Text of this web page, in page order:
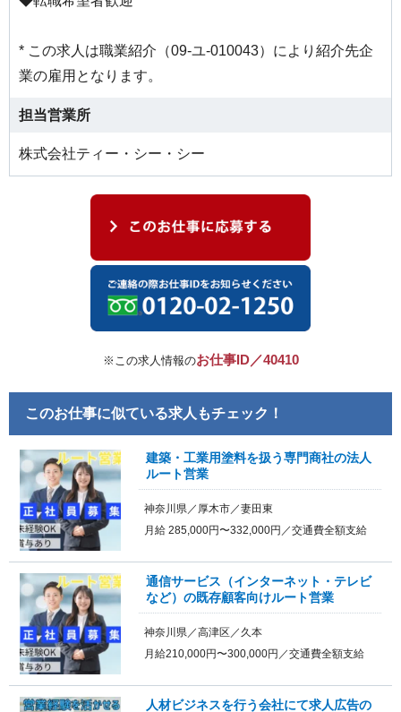
* この求人は職業紹介（09-ユ-010043）により紹介先企
業の雇用となります。
担当営業所
株式会社ティー・シー・シー
※この求人情報のお仕事ID／40410
このお仕事に似ている求人もチェック！
建築・工業用塗料を扱う専門商社の法人
ルート営業
神奈川県／厚木市／妻田東
月給 285,000円〜332,000円／交通費全額支給
通信サービス（インターネット・テレビ
など）の既存顧客向けルート営業
神奈川県／高津区／久本
月給210,000円〜300,000円／交通費全額支給
人材ビジネスを行う会社にて求人広告の